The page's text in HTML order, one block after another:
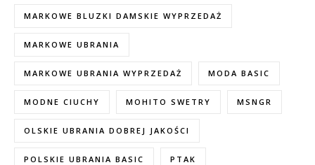
MARKOWE BLUZKI DAMSKIE WYPRZEDAŻ
MARKOWE UBRANIA
MARKOWE UBRANIA WYPRZEDAŻ MODA BASIC
MODNE CIUCHY MOHITO SWETRY MSNGR
OLSKIE UBRANIA DOBREJ JAKOŚCI
POLSKIE UBRANIA BASIC PTAK